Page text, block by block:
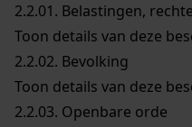
2.2.01. Belastingen,
Toon details van deze
2.2.02. Bevolking
Toon details van deze
2.2.03. Openbare orde